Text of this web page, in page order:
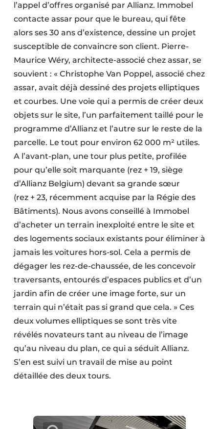
l’appel d’offres organisé par Allianz. Immobel
contacte assar pour que le bureau, qui fête
alors ses 30 ans d’existence, dessine un projet
susceptible de convaincre son client. Pierre-
Maurice Wéry, architecte-associé chez assar, se
souvient : « Christophe Van Poppel, associé chez
assar, avait déjà dessiné des projets elliptiques
et courbes. Une voie qui a permis de créer deux
objets sur le site, l’un parfaitement taillé pour le
programme d’Allianz et l’autre sur le reste de la
parcelle. Le tout pour environ 62 000 m² utiles.
A l’avant-plan, une tour plus petite, profilée
pour qu’elle soit marquante (rez + 19, siège
d’Allianz Belgium) devant sa grande sœur
(rez + 23, récemment acquise par la Régie des
Bâtiments). Nous avons conseillé à Immobel
d’acheter un terrain inexploité entre le site et
des logements sociaux existants pour éliminer à
jamais les voitures hors-sol. Cela a permis de
dégager les rez-de-chaussée, de les concevoir
traversants, entourés d’espaces publics et d’un
jardin afin de créer une image forte, sur un
terrain qui n’était pas si grand que cela. » Ces
deux volumes elliptiques se sont très vite
révélés novateurs tant au niveau de l’image
qu’au niveau du plan, ce qui a séduit Allianz.
S’en est suivi un travail de mise au point
détaillée des deux tours.